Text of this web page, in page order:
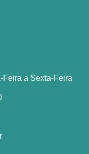
Feira a Sexta-Feira